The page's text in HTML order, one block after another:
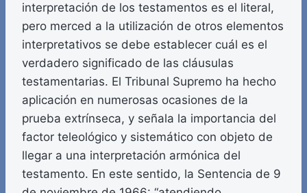
interpretación de los testamentos es el literal,
pero merced a la utilización de otros elementos
interpretativos se debe establecer cuál es el
verdadero significado de las cláusulas
testamentarias. El Tribunal Supremo ha hecho
aplicación en numerosas ocasiones de la
prueba extrínseca, y señala la importancia del
factor teleológico y sistemático con objeto de
llegar a una interpretación armónica del
testamento. En este sentido, la Sentencia de 9